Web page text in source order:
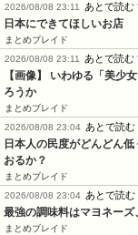
2026/08/08 23:11
あとで読む
日本にできてほしいお店
まとめブレイド
2026/08/08 23:11
あとで読む
【画像】 いわゆる「美少
ろうか
まとめブレイド
2026/08/08 23:04 あとで読む
日本人の民度がどんどん
おるか？
まとめブレイド
2026/08/08 23:04 あとで読む
最強の調味料はマヨネーズ
まとめブレイド